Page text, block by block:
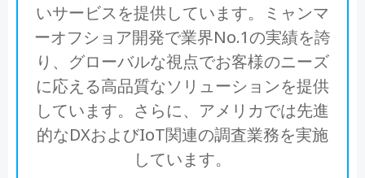
いサービスを提供しています。ミャンマ
ーオフショア開発で業界No.1の実績を誇
り、グローバルな視点でお客様のニーズ
に応える高品質なソリューションを提供
しています。さらに、アメリカでは先進
的なDXおよびIoT関連の調査業務を実施
しています。